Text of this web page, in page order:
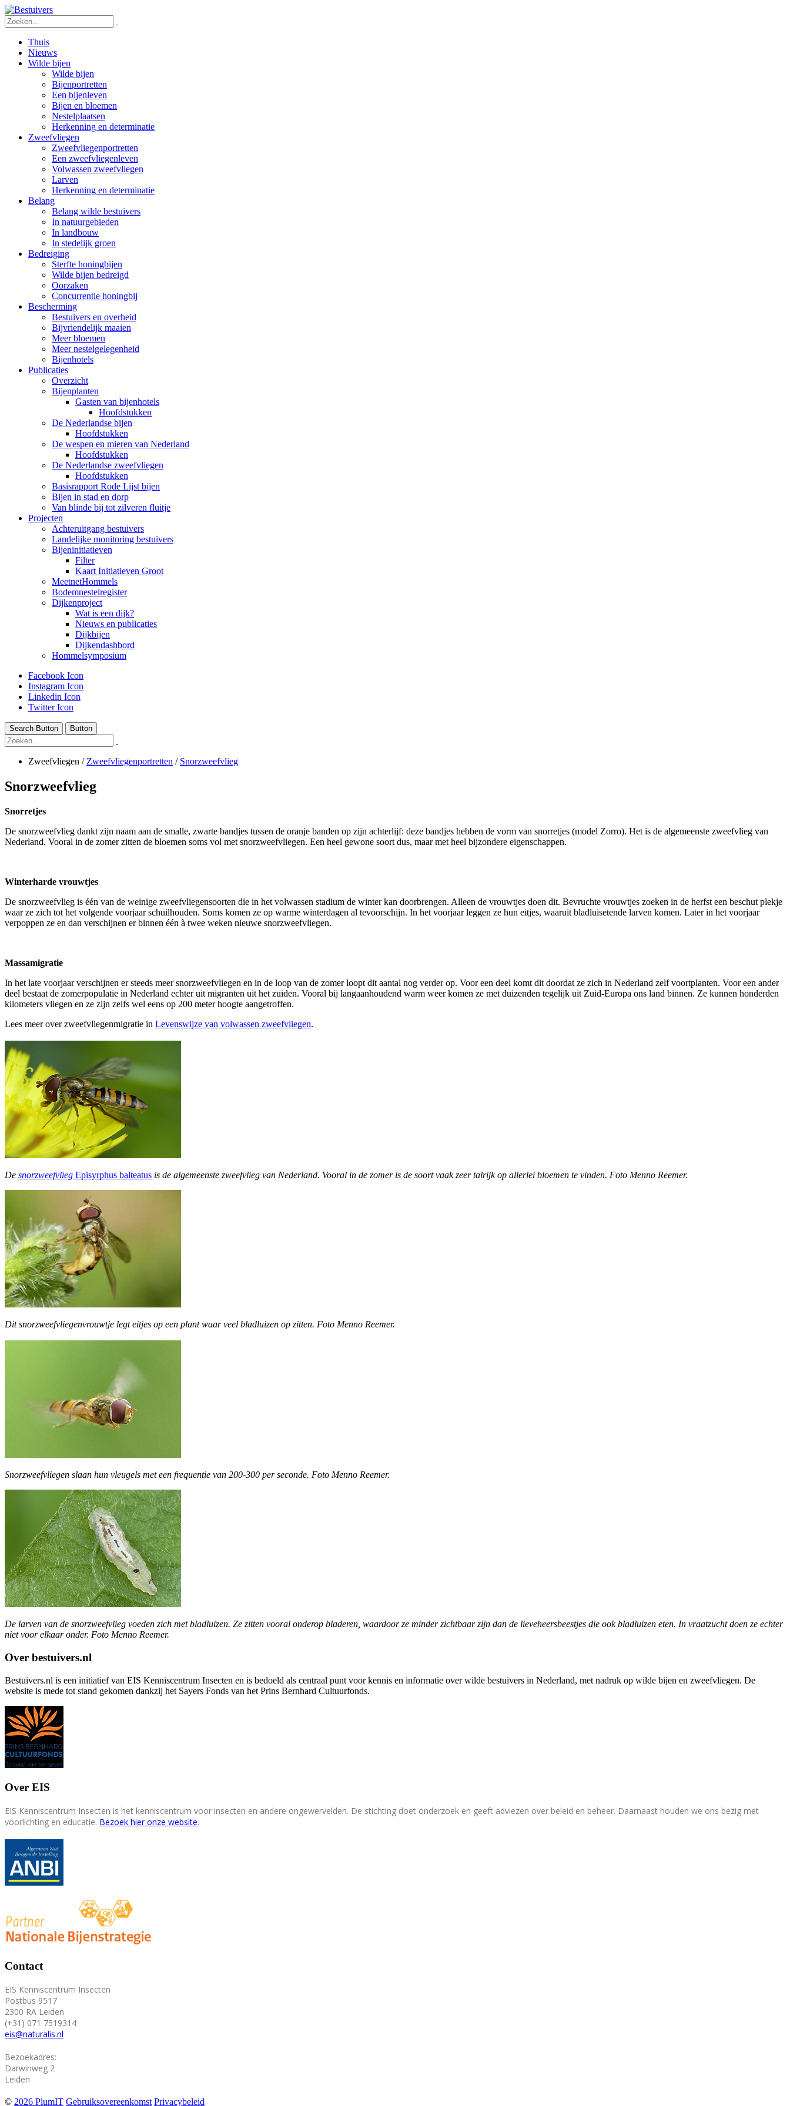
Thuis
Nieuws
Wilde bijen
Wilde bijen
Bijenportretten
Een bijenleven
Bijen en bloemen
Nestelplaatsen
Herkenning en determinatie
Zweefvliegen
Zweefvliegenportretten
Een zweefvliegenleven
Volwassen zweefvliegen
Larven
Herkenning en determinatie
Belang
Belang wilde bestuivers
In natuurgebieden
In landbouw
In stedelijk groen
Bedreiging
Sterfte honingbijen
Wilde bijen bedreigd
Oorzaken
Concurrentie honingbij
Bescherming
Bestuivers en overheid
Bijvriendelijk maaien
Meer bloemen
Meer nestelgelegenheid
Bijenhotels
Publicaties
Overzicht
Bijenplanten
Gasten van bijenhotels
Hoofdstukken
De Nederlandse bijen
Hoofdstukken
De wespen en mieren van Nederland
Hoofdstukken
De Nederlandse zweefvliegen
Hoofdstukken
Basisrapport Rode Lijst bijen
Bijen in stad en dorp
Van blinde bij tot zilveren fluitje
Projecten
Achteruitgang bestuivers
Landelijke monitoring bestuivers
Bijeninitiatieven
Filter
Kaart Initiatieven Groot
MeetnetHommels
Bodemnestelregister
Dijkenproject
Wat is een dijk?
Nieuws en publicaties
Dijkbijen
Dijkendashbord
Hommelsymposium
Facebook Icon
Instagram Icon
Linkedin Icon
Twitter Icon
Search Button Button
Zweefvliegen / Zweefvliegenportretten / Snorzweefvlieg
Snorzweefvlieg
Snorretjes
De snorzweefvlieg dankt zijn naam aan de smalle, zwarte bandjes tussen de oranje banden op zijn achterlijf: deze bandjes hebben de vorm van snorretjes (model Zorro). Het is de algemeenste zweefvlieg van
Nederland. Vooral in de zomer zitten de bloemen soms vol met snorzweefvliegen. Een heel gewone soort dus, maar met heel bijzondere eigenschappen.
Winterharde vrouwtjes
De snorzweefvlieg is één van de weinige zweefvliegensoorten die in het volwassen stadium de winter kan doorbrengen. Alleen de vrouwtjes doen dit. Bevruchte vrouwtjes zoeken in de herfst een beschut plekje
waar ze zich tot het volgende voorjaar schuilhouden. Soms komen ze op warme winterdagen al tevoorschijn. In het voorjaar leggen ze hun eitjes, waaruit bladluisetende larven komen. Later in het voorjaar
verpoppen ze en dan verschijnen er binnen één à twee weken nieuwe snorzweefvliegen.
Massamigratie
In het late voorjaar verschijnen er steeds meer snorzweefvliegen en in de loop van de zomer loopt dit aantal nog verder op. Voor een deel komt dit doordat ze zich in Nederland zelf voortplanten. Voor een ander
deel bestaat de zomerpopulatie in Nederland echter uit migranten uit het zuiden. Vooral bij langaanhoudend warm weer komen ze met duizenden tegelijk uit Zuid-Europa ons land binnen. Ze kunnen honderden
kilometers vliegen en ze zijn zelfs wel eens op 200 meter hoogte aangetroffen.
Lees meer over zweefvliegenmigratie in Levenswijze van volwassen zweefvliegen.
De snorzweefvlieg Episyrphus balteatus is de algemeenste zweefvlieg van Nederland. Vooral in de zomer is de soort vaak zeer talrijk op allerlei bloemen te vinden. Foto Menno Reemer.
Dit snorzweefvliegenvrouwtje legt eitjes op een plant waar veel bladluizen op zitten. Foto Menno Reemer.
Snorzweefvliegen slaan hun vleugels met een frequentie van 200-300 per seconde. Foto Menno Reemer.
De larven van de snorzweefvlieg voeden zich met bladluizen. Ze zitten vooral onderop bladeren, waardoor ze minder zichtbaar zijn dan de lieveheersbeestjes die ook bladluizen eten. In vraatzucht doen ze echter
niet voor elkaar onder. Foto Menno Reemer.
Over bestuivers.nl
Bestuivers.nl is een initiatief van EIS Kenniscentrum Insecten en is bedoeld als centraal punt voor kennis en informatie over wilde bestuivers in Nederland, met nadruk op wilde bijen en zweefvliegen. De
website is mede tot stand gekomen dankzij het Sayers Fonds van het Prins Bernhard Cultuurfonds.
Over EIS
EIS Kenniscentrum Insecten is het kenniscentrum voor insecten en andere ongewervelden. De stichting doet onderzoek en geeft adviezen over beleid en beheer. Daarnaast houden we ons bezig met
voorlichting en educatie. Bezoek hier onze website.
Contact
EIS Kenniscentrum Insecten
Postbus 9517
2300 RA Leiden
(+31) 071 7519314
eis@naturalis.nl
Bezoekadres:
Darwinweg 2
Leiden
© 2026 PlumIT Gebruiksovereenkomst Privacybeleid